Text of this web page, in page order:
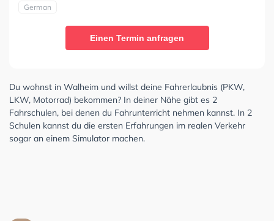
German
Einen Termin anfragen
Du wohnst in Walheim und willst deine Fahrerlaubnis (PKW,
LKW, Motorrad) bekommen? In deiner Nähe gibt es 2
Fahrschulen, bei denen du Fahrunterricht nehmen kannst. In 2
Schulen kannst du die ersten Erfahrungen im realen Verkehr
sogar an einem Simulator machen.